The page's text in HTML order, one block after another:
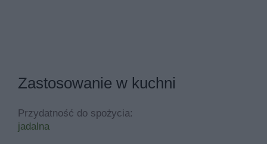
Zastosowanie w kuchni
Przydatność do spożycia:
jadalna